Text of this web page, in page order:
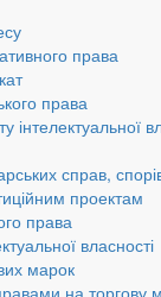
права
права
інтелектуальної
справ,
проектам
права
власності
марок